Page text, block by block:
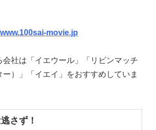
movie.jp
会社は「イエウール」「リビンマッチ
ー）」「イエイ」をおすすめしていま
さず！